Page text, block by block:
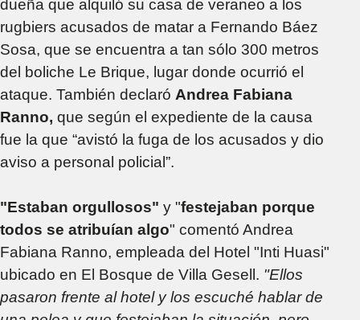
dueña que alquiló su casa de veraneo a los
rugbiers acusados de matar a Fernando Báez
Sosa, que se encuentra a tan sólo 300 metros
del boliche Le Brique, lugar donde ocurrió el
ataque. También declaró Andrea Fabiana
Ranno, que según el expediente de la causa
fue la que “avistó la fuga de los acusados y dio
aviso a personal policial”.
"Estaban orgullosos" y "festejaban porque
todos se atribuían algo" comentó Andrea
Fabiana Ranno, empleada del Hotel "Inti Huasi"
ubicado en El Bosque de Villa Gesell. "Ellos
pasaron frente al hotel y los escuché hablar de